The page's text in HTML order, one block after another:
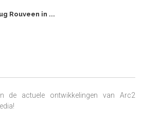
Rouveen in ...
de actuele ontwikkelingen van Arc2